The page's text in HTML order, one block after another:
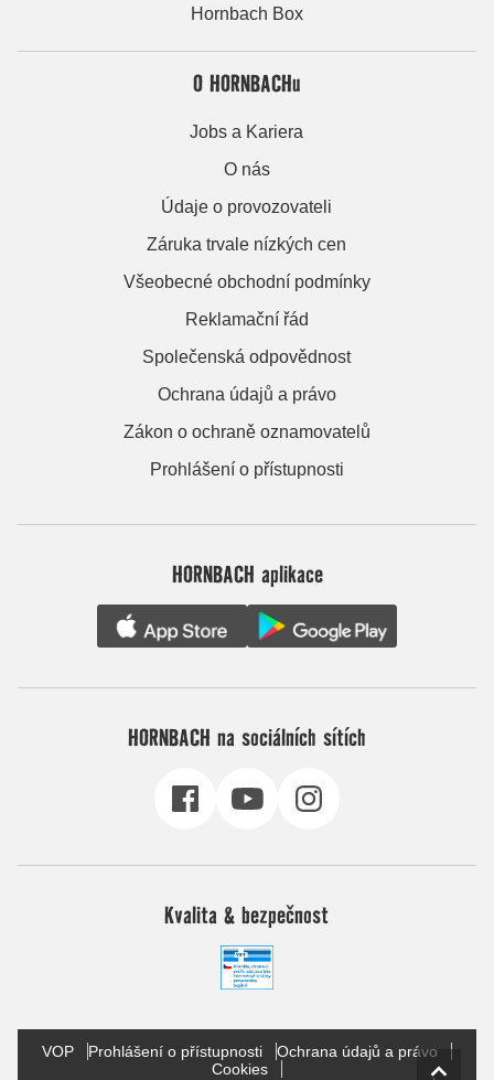
Hornbach Box
O HORNBACHu
Jobs a Kariera
O nás
Údaje o provozovateli
Záruka trvale nízkých cen
Všeobecné obchodní podmínky
Reklamační řád
Společenská odpovědnost
Ochrana údajů a právo
Zákon o ochraně oznamovatelů
Prohlášení o přístupnosti
HORNBACH aplikace
HORNBACH na sociálních sítích
Kvalita & bezpečnost
VOP Prohlášení o přístupnosti
Ochrana údajů a právo
Cookies